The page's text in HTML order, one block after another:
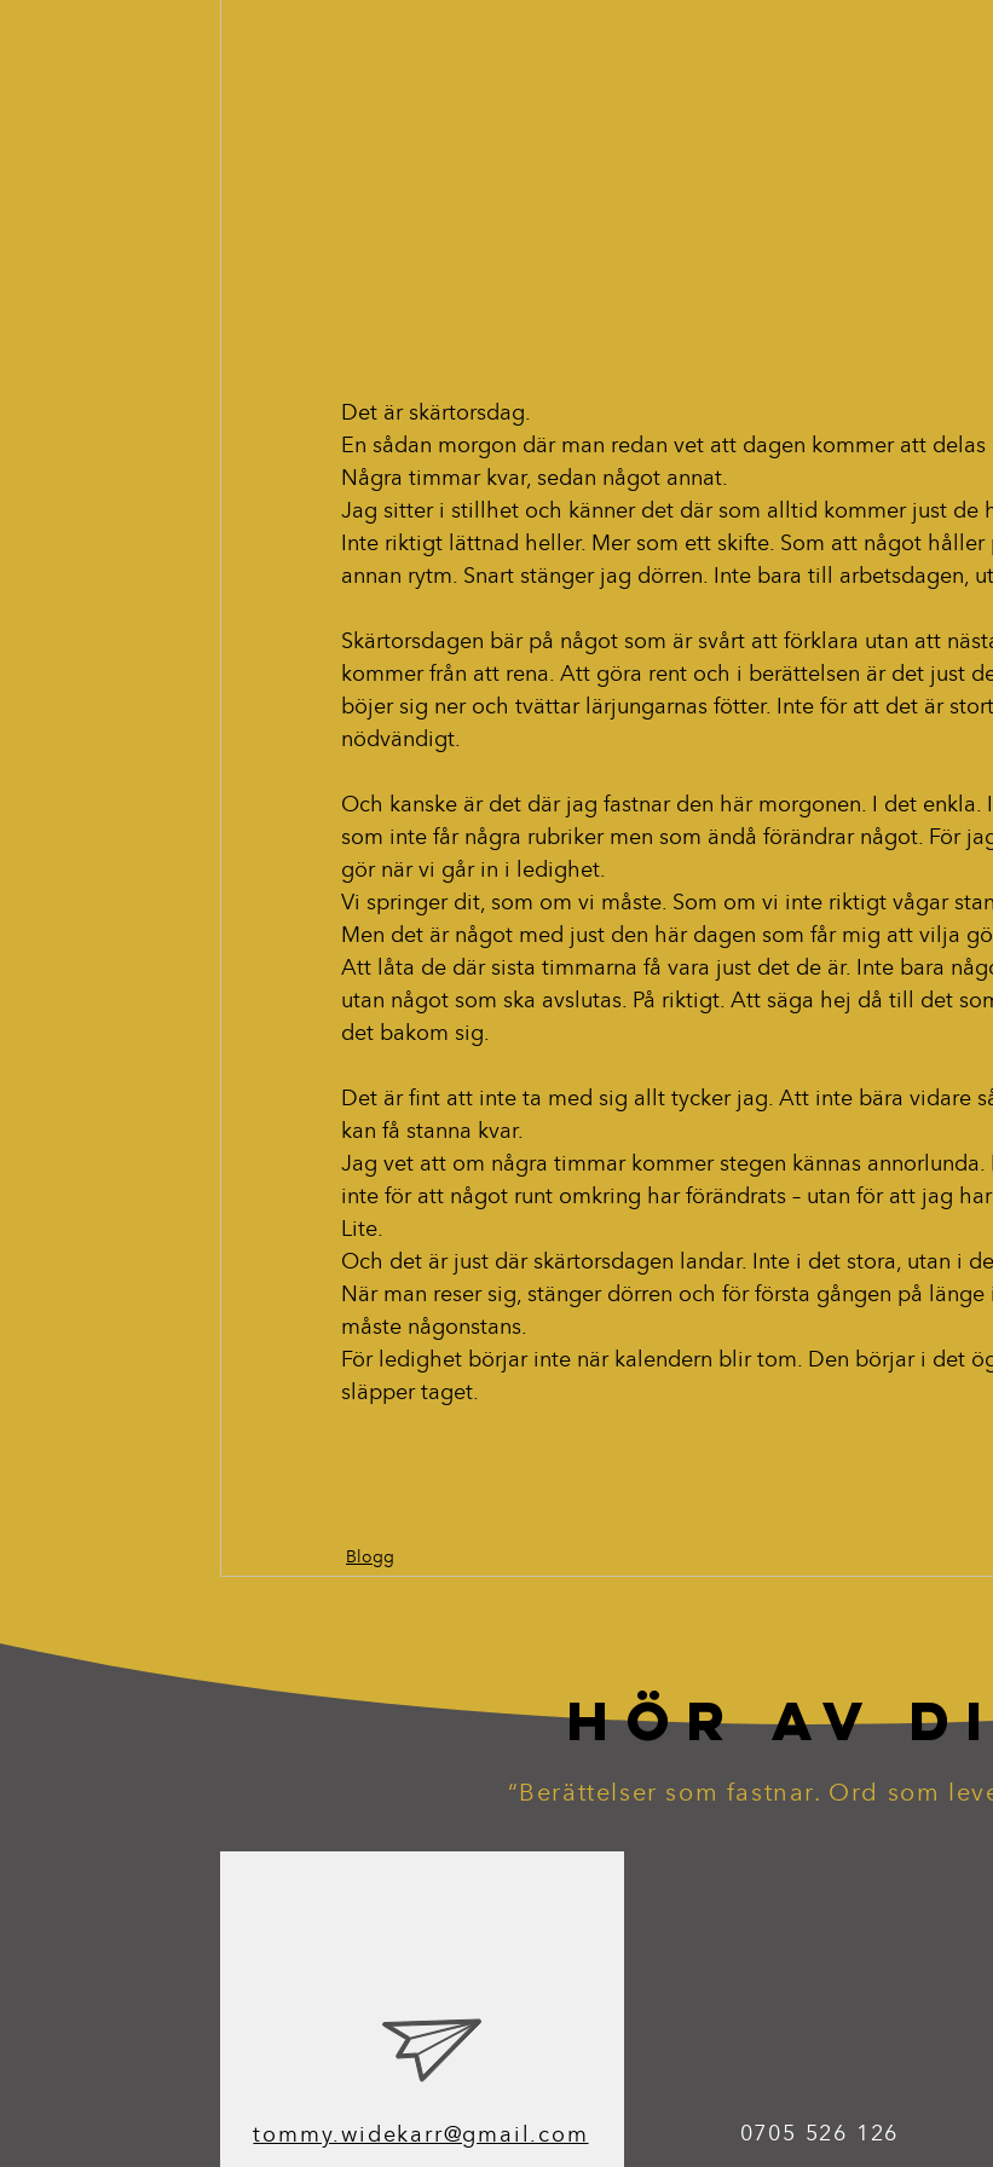
Det är skärtorsdag.
En sådan morgon där man redan vet att dagen kommer att delas
Några timmar kvar, sedan något annat.
Jag sitter i stillhet och känner det där som alltid kommer just de
Inte riktigt lättnad heller. Mer som ett skifte. Som att något
annan rytm. Snart stänger jag dörren. Inte bara till arbetsdagen,
Skärtorsdagen bär på något som är svårt att förklara utan att
kommer från att rena. Att göra rent och i berättelsen är det just
böjer sig ner och tvättar lärjungarnas fötter. Inte för att det är
nödvändigt.
Och kanske är det där jag fastnar den här morgonen. I det enkla.
som inte får några rubriker men som ändå förändrar något. För
gör när vi går in i ledighet.
Vi springer dit, som om vi måste. Som om vi inte riktigt vågar
Men det är något med just den här dagen som får mig att vilja
Att låta de där sista timmarna få vara just det de är. Inte bara
utan något som ska avslutas. På riktigt. Att säga hej då till det
det bakom sig.
Det är fint att inte ta med sig allt tycker jag. Att inte bära vidare
kan få stanna kvar.
Jag vet att om några timmar kommer stegen kännas annorlunda.
inte för att något runt omkring har förändrats – utan för att jag
Lite.
Och det är just där skärtorsdagen landar. Inte i det stora, utan i
När man reser sig, stänger dörren och för första gången på
måste någonstans.
För ledighet börjar inte när kalendern blir tom. Den börjar i det
släpper taget.
Blogg
HÖR AV
“Berättelser som fastnar. Ord som
tommy.widekarr@gmail.com 0705 526 126